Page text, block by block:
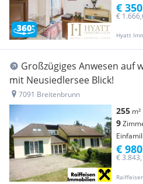
Hyatt
€
€
Großzügiges Anwesen auf
mit Neusiedlersee Blick!
7091 Breitenbrunn
255 m²
9
€
€